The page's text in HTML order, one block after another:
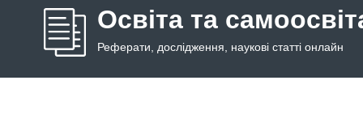
Освіта та
Реферати, дослідження, наукові статті онлайн